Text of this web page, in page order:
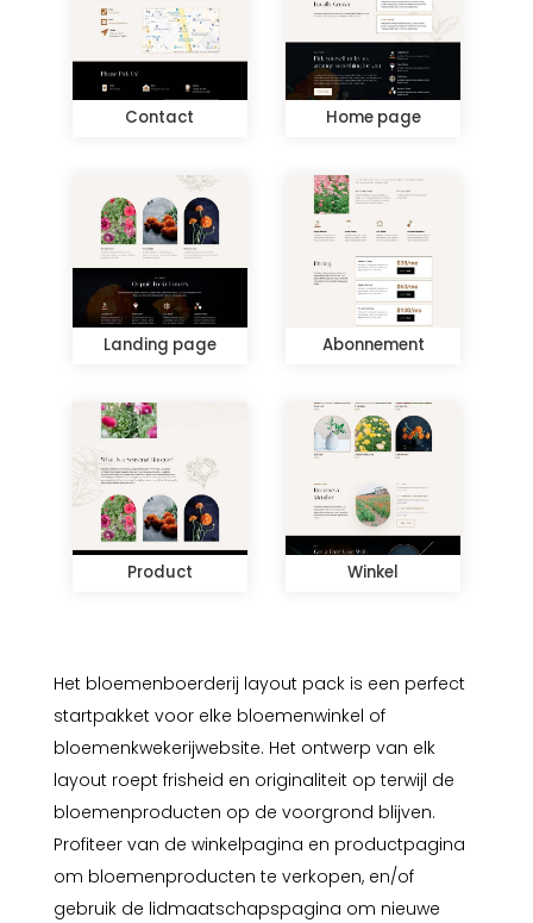
Het bloemenboerderij layout pack is een perfect
startpakket voor elke bloemenwinkel of
bloemenkwekerijwebsite. Het ontwerp van elk
layout roept frisheid en originaliteit op terwijl de
bloemenproducten op de voorgrond blijven.
Profiteer van de winkelpagina en productpagina
om bloemenproducten te verkopen, en/of
gebruik de lidmaatschapspagina om nieuwe
Contact Home page
Landing page Abonnement
Product Winkel